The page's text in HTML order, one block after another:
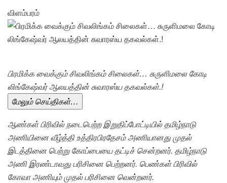
விளம்பரம்
பிரமிக்க வைக்கும் சிவலிங்கம் சிலைகள்… சுருளிமலை கோடி
லிங்கேஷ்வர் ஆலயத்தின் சுவாரஸ்ய தகவல்கள்.!
மேலும் செய்திகள்…
ஆண்கள் பிரிவில் நடைபெற்ற இறுதிப்போட்டியில் தமிழ்நாடு
அணியினை வீழ்த்தி உத்திரபிரதேசம் அணியானது முதல்
இடத்தினை பெற்று கோப்பையை தட்டிச் சென்றனர். தமிழ்நாடு
அணி இரண்டாவது பரிசினை பெற்றனர். பெண்கள் பிரிவில்
கோவா அணியும் முதல் பரிசினை வென்றனர்.